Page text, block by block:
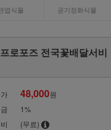
엽식물 공기정화식물
로포즈 전국꽃배달서비
48,000원
1%
(무료)